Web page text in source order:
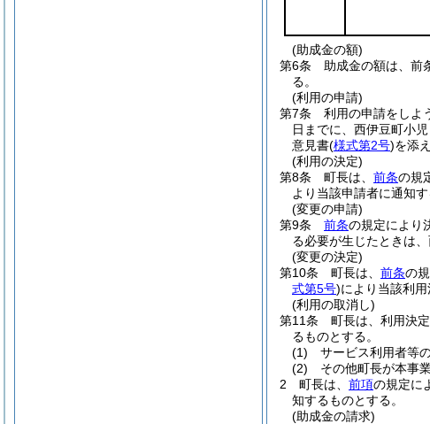
(助成金の額)
第6条
助成金の額は、前
る。
(利用の申請)
第7条
利用の申請をしよ
日までに、西伊豆町小
意見書(様式第2号)を添
(利用の決定)
第8条
町長は、 前条の規
より当該申請者に通知す
(変更の申請)
第9条
前条の規定により
る必要が生じたときは
(変更の決定)
第10条
町長は、 前条の
式第5号)により当該利用
(利用の取消し)
第11条
町長は、利用決
るものとする。
(1)
サービス利用者等
(2)
その他町長が本事
2
町長は、 前項の規定に
知するものとする。
(助成金の請求)